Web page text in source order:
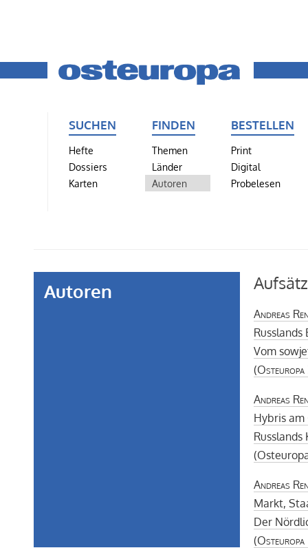
SUCHEN
Hefte
Dossiers
Karten
FINDEN
Themen
Länder
Autoren
BESTELLEN
Print
Digital
Probelesen
Autoren
Andreas
Vom
(Osteuropa
Andreas
Hybris am
Russlands
Andreas
Markt,
Der
(Osteuropa